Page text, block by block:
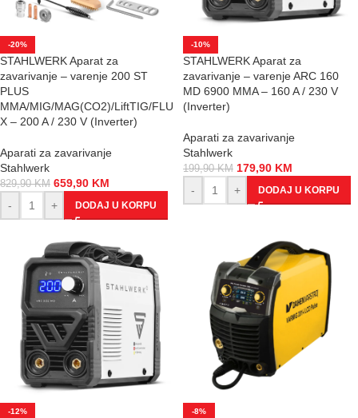
-20%
STAHLWERK Aparat za
zavarivanje – varenje 200 ST
PLUS
MMA/MIG/MAG(CO2)/LiftTIG/FLU
X – 200 A / 230 V (Inverter)
Aparati za zavarivanje
Stahlwerk
829,90KM 659,90 KM
-
+ DODAJ U KORPU
-10%
STAHLWERK Aparat za
zavarivanje – varenje ARC 160
MD 6900 MMA – 160 A / 230 V
(Inverter)
Aparati za zavarivanje
Stahlwerk
199,90KM 179,90 KM
-
+ DODAJ U KORPU
-12% -8%